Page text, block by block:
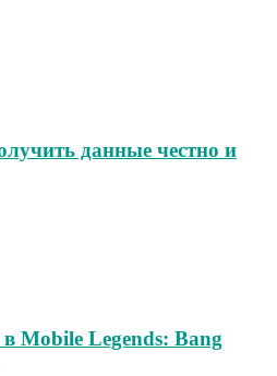
данные честно и
Mobile Legends: Bang